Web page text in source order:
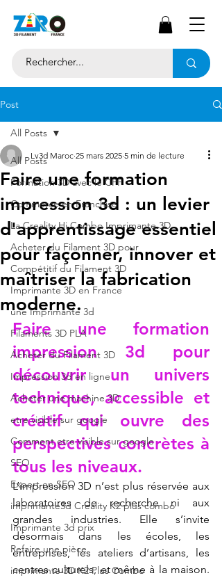
Post
All Posts
Formation 3D avec le CPF
Commerce en Franchise
La Creality Hi Combo Imprimante 3D
Acheter du Filament 3D pour
Compétitif du Filament 3D
Imprimante 3D en France
une Imprimante 3d
Filaments 3D PLA
Acheter du Filament 3D
Impression 3d en ligne
Acheter une machine 3D
etre visible sur google
Comment etre visible sur google
SEO
Expert en SEO
imprimante3d Creality K2 plus combo
Imprimante 3d prix
Refaire une pièce
imprimante 3D K2 Plus Combo
All Posts
Faire une formation
impression 3d : un levier
d'apprentissage essentiel
pour façonner, innover et
maîtriser la fabrication
moderne.
Lv3d Maroc 25 mars 2025 5 min de lecture
Faire une formation
impression 3d pour
découvrir un univers
technique, accessible et
créatif qui ouvre des
perspectives concrètes à
tous les niveaux.
L’impression 3D n’est plus réservée aux
laboratoires de recherche ni aux
grandes industries. Elle s’invite
désormais dans les écoles, les
entreprises, les ateliers d’artisans, les